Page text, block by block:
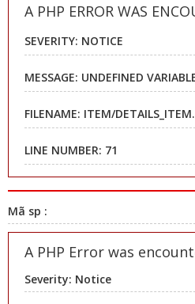
A PHP ERROR WAS
SEVERITY: NOTICE
MESSAGE: UNDEFINED
FILENAME: ITEM/
LINE NUMBER: 71
Mã sp :
A PHP Error was
Severity: Notice